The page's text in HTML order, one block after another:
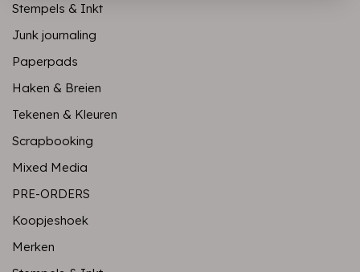
Stempels & Inkt
Junk journaling
Paperpads
Haken & Breien
Tekenen & Kleuren
Scrapbooking
Mixed Media
PRE-ORDERS
Koopjeshoek
Merken